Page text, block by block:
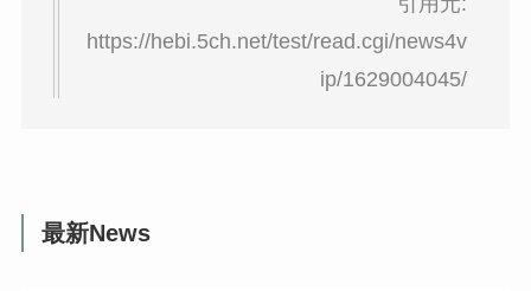
https://hebi.5ch.net/test/read.cgi/news4v
ip/1629004045/
最新News